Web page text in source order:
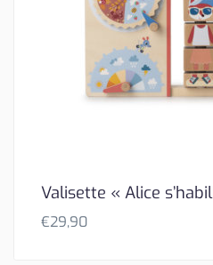
Valisette « Alice
€29,90